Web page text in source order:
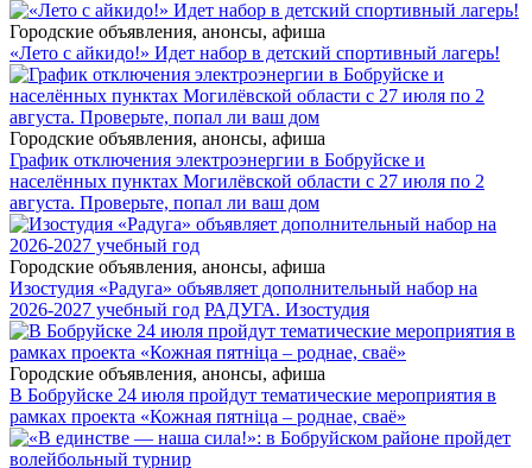
Городские объявления, анонсы, афиша
«Лето с айкидо!» Идет набор в детский спортивный лагерь!
Городские объявления, анонсы, афиша
График отключения электроэнергии в Бобруйске и
населённых пунктах Могилёвской области с 27 июля по 2
августа. Проверьте, попал ли ваш дом
Городские объявления, анонсы, афиша
Изостудия «Радуга» объявляет дополнительный набор на
2026-2027 учебный год РАДУГА. Изостудия
Городские объявления, анонсы, афиша
В Бобруйске 24 июля пройдут тематические мероприятия в
рамках проекта «Кожная пятніца – роднае, сваё»